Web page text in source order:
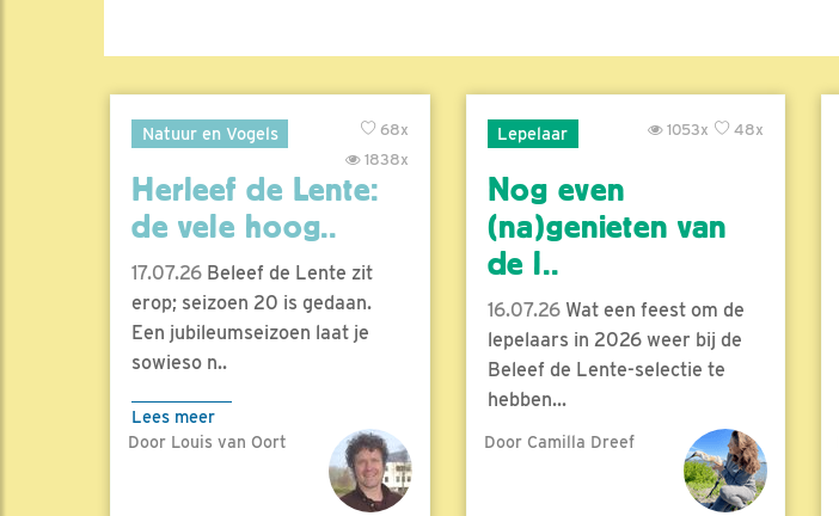
Natuur en Vogels
68x
1838x
Herleef de Lente:
de vele hoog..
17.07.26 Beleef de Lente zit
erop; seizoen 20 is gedaan.
Een jubileumseizoen laat je
sowieso n..
Lees meer
Door Louis van Oort
Lepelaar 48x
1053x
Nog even
(na)genieten van
de l..
16.07.26Wat een feest om de
lepelaars in 2026 weer bij de
Beleef de Lente-selectie te
hebben...
Lees meer
Door Camilla Dreef